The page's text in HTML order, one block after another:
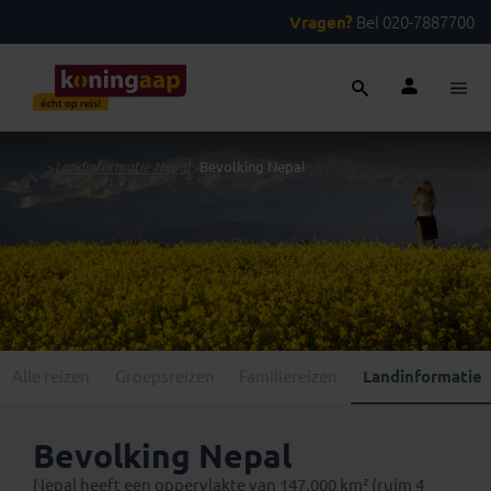
Vragen? Bel 020-7887700
> Landinformatie Nepal Bevolking Nepal
Landinformatie
Bevolking Nepal
Nepal heeft een oppervlakte van 147.000 km² (ruim 4